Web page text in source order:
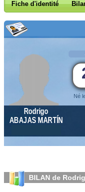
Fiche d'identité
Né
Rodrigo
ABAJAS MARTÍN
BILAN de